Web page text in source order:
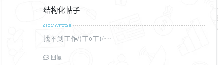
结构化帖子
找不到工作/(ㄒoㄒ)/~~
回复